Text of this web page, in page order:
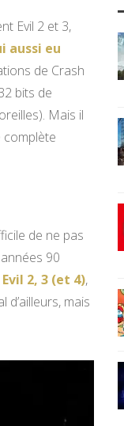
Evil 2 et 3,
aussi eu
de Crash
bits de
Mais il
complète
de ne pas
90
2, 3 (et 4),
mais